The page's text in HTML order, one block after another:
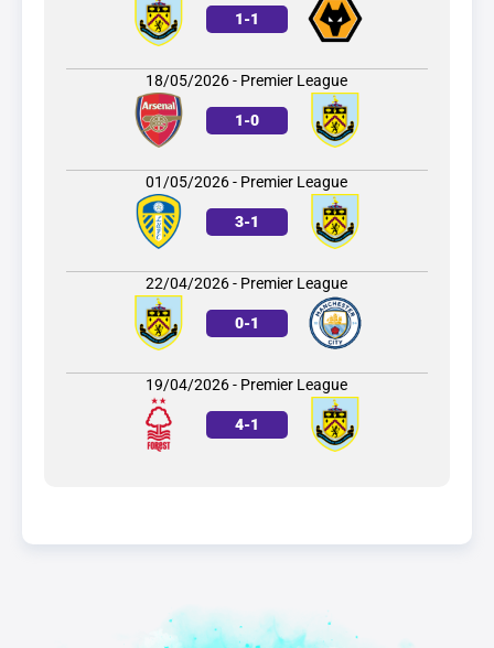
1-1
18/05/2026 - Premier League
1-0
01/05/2026 - Premier League
3-1
22/04/2026 - Premier League
0-1
19/04/2026 - Premier League
4-1